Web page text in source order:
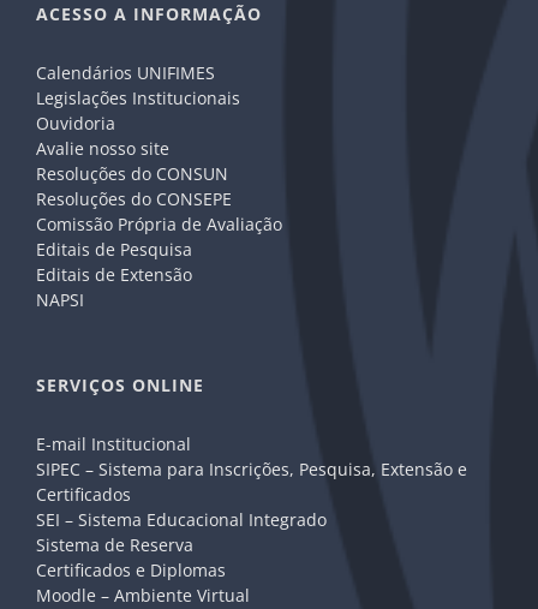
ACESSO A INFORMAÇÃO
Calendários UNIFIMES
Legislações Institucionais
Ouvidoria
Avalie nosso site
Resoluções do CONSUN
Resoluções do CONSEPE
Comissão Própria de Avaliação
Editais de Pesquisa
Editais de Extensão
NAPSI
SERVIÇOS ONLINE
E-mail Institucional
SIPEC – Sistema para Inscrições, Pesquisa, Extensão e
Certificados
SEI – Sistema Educacional Integrado
Sistema de Reserva
Certificados e Diplomas
Moodle – Ambiente Virtual